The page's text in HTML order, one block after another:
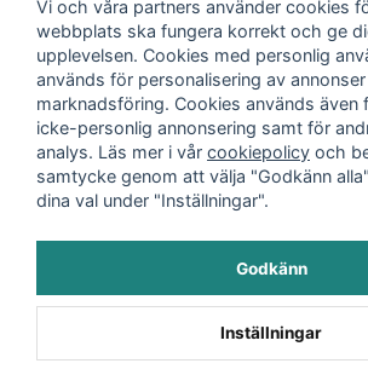
Vi och våra partners använder cookies
webbplats ska fungera korrekt och ge
upplevelsen. Cookies med personlig
används för personalisering av
marknadsföring. Cookies används även
icke-personlig annonsering samt för
analys. Läs mer i vår cookiepolicy och
samtycke genom att välja "Godkänn
dina val under "Inställningar".
Godkänn
Inställningar